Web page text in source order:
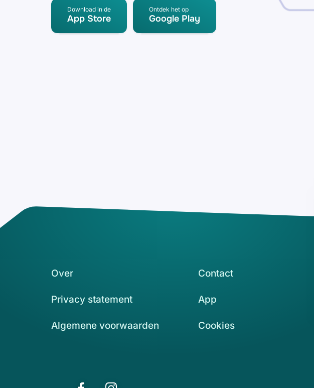
Download in de
App Store
Ontdek het op
Google Play
Over Contact
Privacy statement App
Algemene voorwaarden Cookies